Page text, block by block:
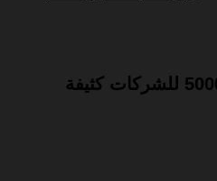
أهمية شهادة الايزو 50001 للشركات كثيفة